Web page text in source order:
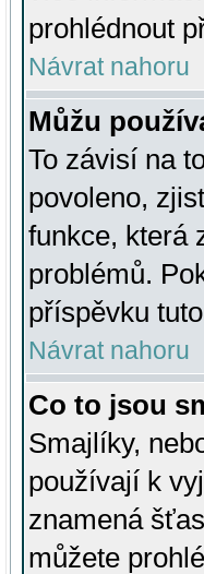
prohlédnout
Návrat nahoru
Můžu
To závisí na
povoleno,
funkce, která
problémů.
příspěvku
Návrat nahoru
Co to jsou
Smajlíky,
používají k
znamená
můžete